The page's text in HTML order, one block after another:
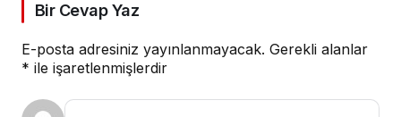
Bir Cevap Yaz
E-posta adresiniz yayınlanmayacak. Gerekli alanlar
* ile işaretlenmişlerdir